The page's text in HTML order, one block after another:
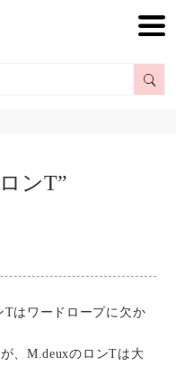
ンT”
Tはワードロープに欠か
、M.deuxのロンTは大